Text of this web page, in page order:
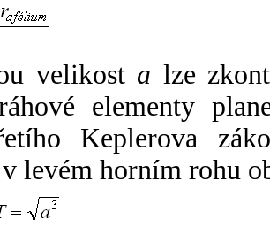
velikost a lze
elementy
Keplerova
v levém horním rohu